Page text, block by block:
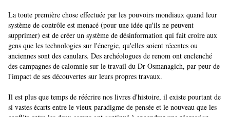
La toute première chose effectuée par les pouvoirs mondiaux quand leur
système de contrôle est menacé (pour une idée qu'ils ne peuvent
supprimer) est de créer un système de désinformation qui fait croire aux
gens que les technologies sur l'énergie, qu'elles soient récentes ou
anciennes sont des canulars. Des archéologues de renom ont enclenché
des campagnes de calomnie sur le travail du Dr Osmanagich, par peur de
l'impact de ses découvertes sur leurs propres travaux.
Il est plus que temps de réécrire nos livres d'histoire, il existe pourtant de
si vastes écarts entre le vieux paradigme de pensée et le nouveau que les